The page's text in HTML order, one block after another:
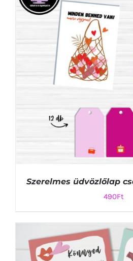
KOSÁRBA TESZEM
RÉSZLETEK
KOSÁRBA
Szerelmes üdvözlőlap
490Ft